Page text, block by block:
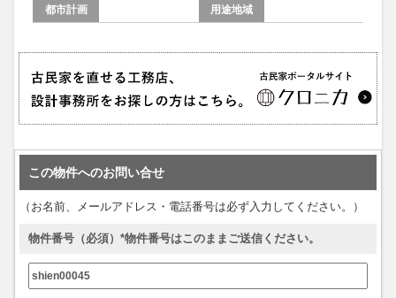
都市計画
用途地域
この物件へのお問い合せ
（お名前、メールアドレス・電話番号は必ず入力してください。）
物件番号（必須）*物件番号はこのままご送信ください。